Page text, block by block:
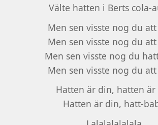
Välte hatten i Berts cola-
Men sen visste nog du
Men sen visste nog du
Men sen visste nog du
Men sen visste nog du
Hatten är din, hatten är
Hatten är din, hatt-